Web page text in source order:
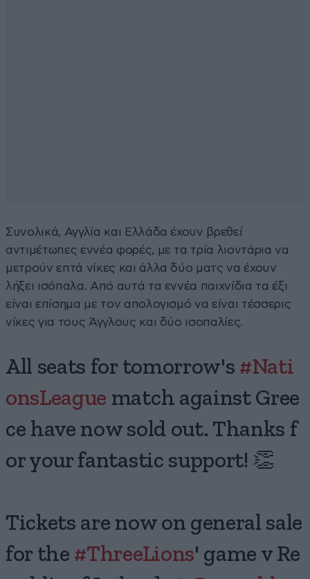
Συνολικά, Αγγλία και Ελλάδα έχουν βρεθεί
αντιμέτωπες εννέα φορές, με τα τρία λιοντάρια να
μετρούν επτά νίκες και άλλα δύο ματς να έχουν
λήξει ισόπαλα. Από αυτά τα εννέα παιχνίδια τα έξι
είναι επίσημα με τον απολογισμό να είναι τέσσερις
νίκες για τους Άγγλους και δύο ισοπαλίες.
All seats for tomorrow's #Nati
onsLeague match against Gree
ce have now sold out. Thanks f
or your fantastic support! 👏
Tickets are now on general sale
for the #ThreeLions' game v Re